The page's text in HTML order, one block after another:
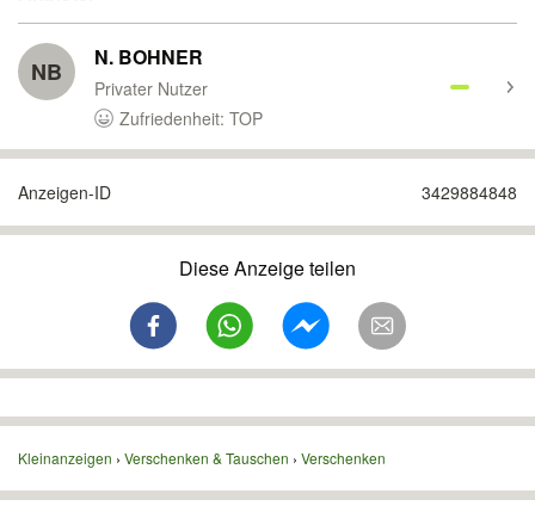
NB N. BOHNER
Privater Nutzer
Zufriedenheit: TOP
Anzeigen-ID 3429884848
Diese Anzeige teilen
Kleinanzeigen Verschenken & Tauschen Verschenken